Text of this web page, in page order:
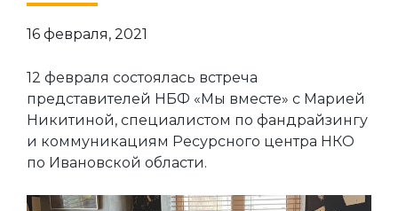
16 февраля, 2021
12 февраля состоялась встреча
представителей НБФ «Мы вместе» с Марией
Никитиной, специалистом по фандрайзингу
и коммуникациям Ресурсного центра НКО
по Ивановской области.